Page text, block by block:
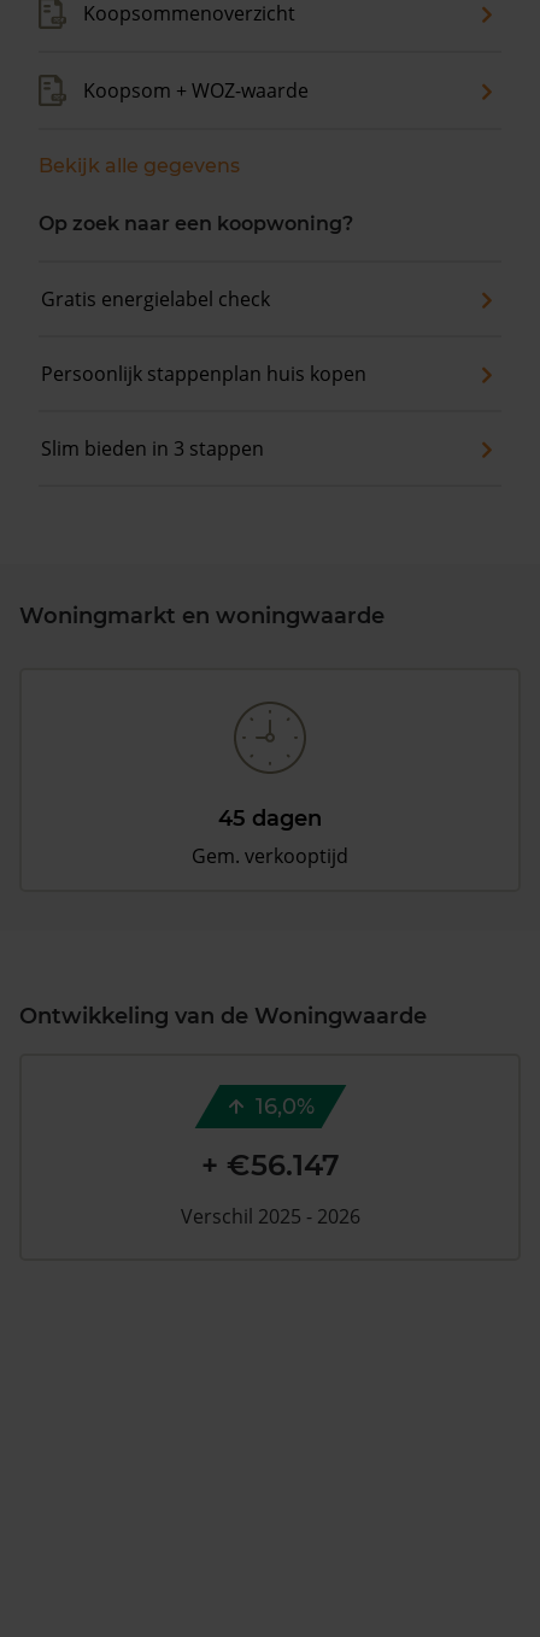
Koopsommenoverzicht
Koopsom + WOZ-waarde
Bekijk alle gegevens
Op zoek naar een koopwoning?
Gratis energielabel check
Persoonlijk stappenplan huis kopen
Slim bieden in 3 stappen
Woningmarkt en woningwaarde
45 dagen
Gem. verkooptijd
Ontwikkeling van de Woningwaarde
16,0%
+ €56.147
Verschil 2025 - 2026